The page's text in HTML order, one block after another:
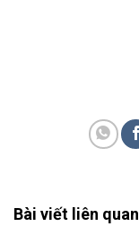
Bài viết liên quan